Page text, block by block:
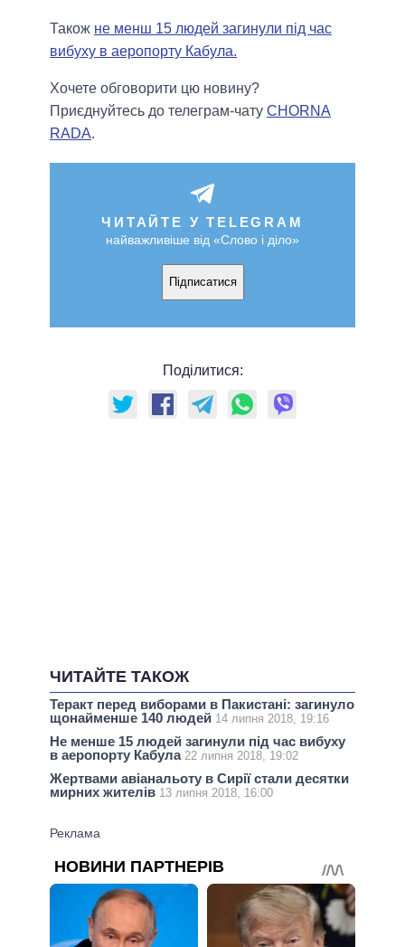
Також не менш 15 людей загинули під час
вибуху в аеропорту Кабула.
Хочете обговорити цю новину?
Приєднуйтесь до телеграм-чату CHORNA
RADA.
ЧИТАЙТЕ У TELEGRAM
найважливіше від «Слово і діло»
Підписатися
Поділитися:
ЧИТАЙТЕ ТАКОЖ
Теракт перед виборами в Пакистані: загинуло
щонайменше 140 людей 14 липня 2018, 19:16
Не менше 15 людей загинули під час вибуху
в аеропорту Кабула 22 липня 2018, 19:02
Жертвами авіанальоту в Сирії стали десятки
мирних жителів 13 липня 2018, 16:00